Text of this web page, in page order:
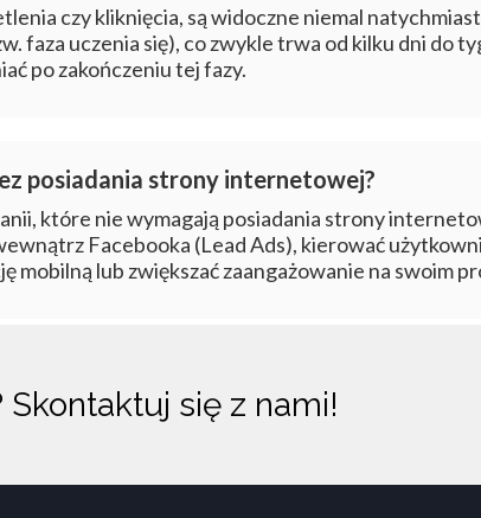
czy kliknięcia, są widoczne niemal
faza uczenia się), co zwykle trwa od kilku dni do
po zakończeniu tej fazy.
posiadania strony internetowej?
które nie wymagają posiadania strony
Facebooka (Lead Ads), kierować
mobilną lub zwiększać zaangażowanie na swoim
Skontaktuj się z nami!